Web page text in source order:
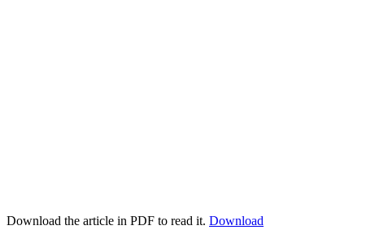
Download the article in PDF to read it. Download